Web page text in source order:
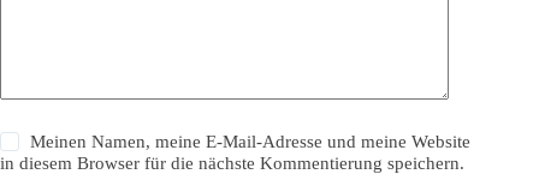
Meinen Namen, meine E-Mail-Adresse und meine Website
in diesem Browser für die nächste Kommentierung speichern.